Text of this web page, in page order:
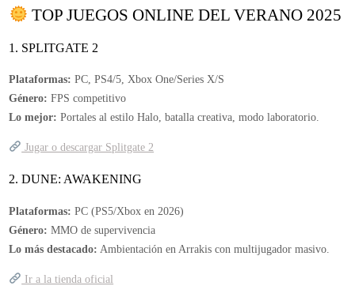
TOP JUEGOS ONLINE DEL VERANO 2025
1. SPLITGATE 2
Plataformas: PC, PS4/5, Xbox One/Series X/S
Género: FPS competitivo
Lo mejor: Portales al estilo Halo, batalla creativa, modo laboratorio.
Jugar o descargar Splitgate 2
2. DUNE: AWAKENING
Plataformas: PC (PS5/Xbox en 2026)
Género: MMO de supervivencia
Lo más destacado: Ambientación en Arrakis con multijugador masivo.
Ir a la tienda oficial